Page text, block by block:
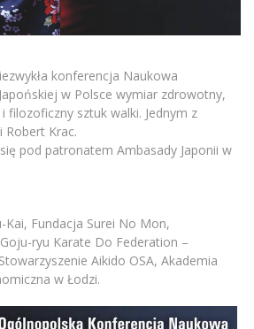
konferencja Naukowa
w Polsce wymiar zdrowotny,
filozoficzny sztuk walki. Jednym z
Robert Krac.
pod patronatem Ambasady Japonii w
Kai, Fundacja Surei No Mon,
ryu Karate Do Federation –
Aikido OSA, Akademia
w Łodzi.